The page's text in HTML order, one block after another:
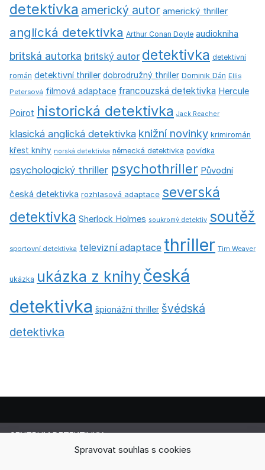
Spravovat souhlas s cookies
detektivka americký autor americký thriller
anglická detektivka Arthur Conan Doyle audiokniha
britská autorka britský autor detektivka detektivní
román detektivní thriller dobrodružný thriller Dominik Dán Ellis
Petersová filmová adaptace francouzská detektivka Hercule
Poirot historická detektivka Jack Reacher
klasická anglická detektivka knižní novinky krimiromán
křest knihy norská detektivka německá detektivka povídka
psychologický thriller psychothriller Původní
česká detektivka rozhlasová adaptace severská
detektivka Sherlock Holmes soukromý detektiv soutěž
sportovní detektivka televizní adaptace thriller Tim Weaver
ukázka ukázka z knihy česká
detektivka špionážní thriller švédská
detektivka
CENTRUM DETEKTIVKY
Lucie Cermanová